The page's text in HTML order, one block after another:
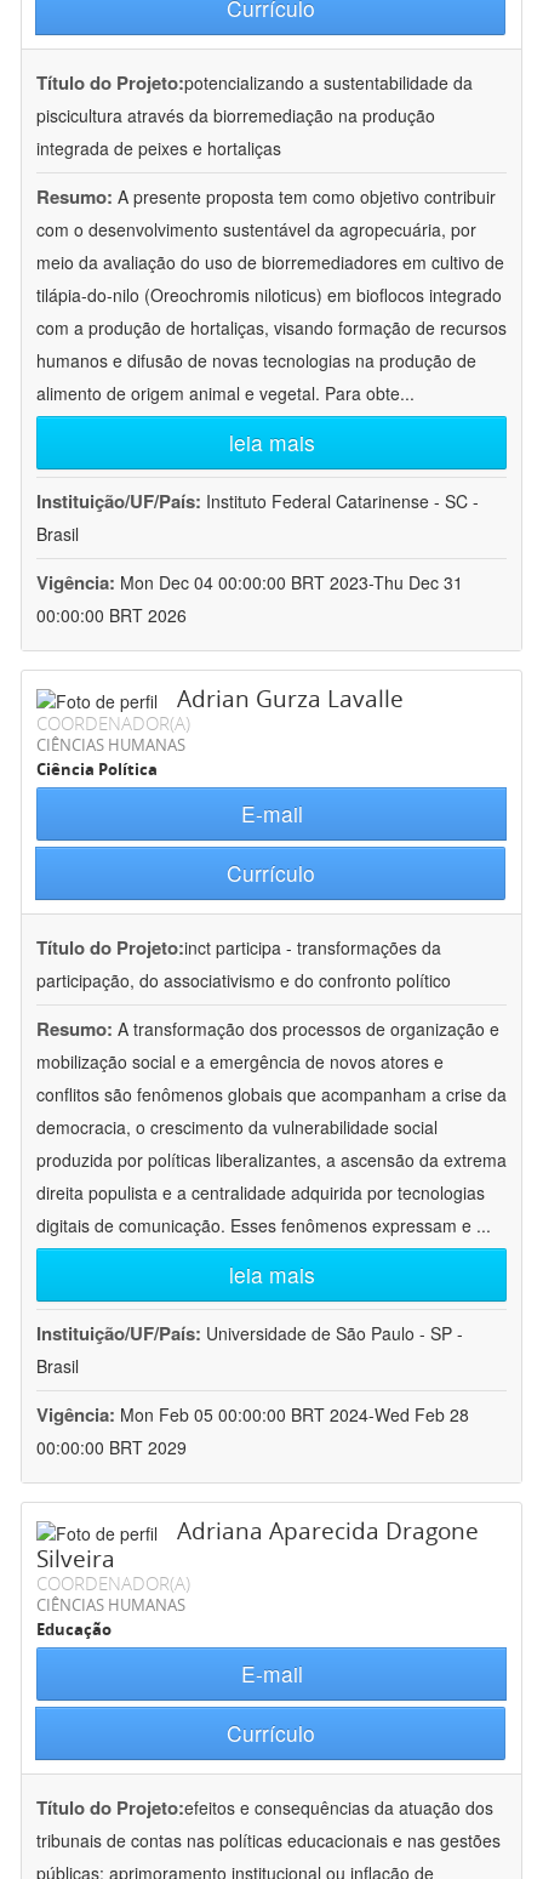
Currículo
Título do Projeto:potencializando a sustentabilidade da
piscicultura através da biorremediação na produção
integrada de peixes e hortaliças
Resumo: A presente proposta tem como objetivo contribuir
com o desenvolvimento sustentável da agropecuária, por
meio da avaliação do uso de biorremediadores em cultivo de
tilápia-do-nilo (Oreochromis niloticus) em bioflocos integrado
com a produção de hortaliças, visando formação de recursos
humanos e difusão de novas tecnologias na produção de
alimento de origem animal e vegetal. Para obte...
leia mais
Instituição/UF/País: Instituto Federal Catarinense - SC -
Brasil
Vigência: Mon Dec 04 00:00:00 BRT 2023-Thu Dec 31
00:00:00 BRT 2026
Adrian Gurza Lavalle
COORDENADOR(A)
CIÊNCIAS HUMANAS
Ciência Política
E-mail
Currículo
Título do Projeto:inct participa - transformações da
participação, do associativismo e do confronto político
Resumo: A transformação dos processos de organização e
mobilização social e a emergência de novos atores e
conflitos são fenômenos globais que acompanham a crise da
democracia, o crescimento da vulnerabilidade social
produzida por políticas liberalizantes, a ascensão da extrema
direita populista e a centralidade adquirida por tecnologias
digitais de comunicação. Esses fenômenos expressam e ...
leia mais
Instituição/UF/País: Universidade de São Paulo - SP -
Brasil
Vigência: Mon Feb 05 00:00:00 BRT 2024-Wed Feb 28
00:00:00 BRT 2029
Adriana Aparecida Dragone
Silveira
COORDENADOR(A)
CIÊNCIAS HUMANAS
Educação
E-mail
Currículo
Título do Projeto:efeitos e consequências da atuação dos
tribunais de contas nas políticas educacionais e nas gestões
públicas: aprimoramento institucional ou inflação de